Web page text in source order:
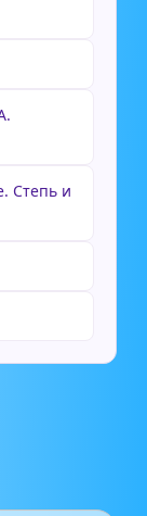
Степь и